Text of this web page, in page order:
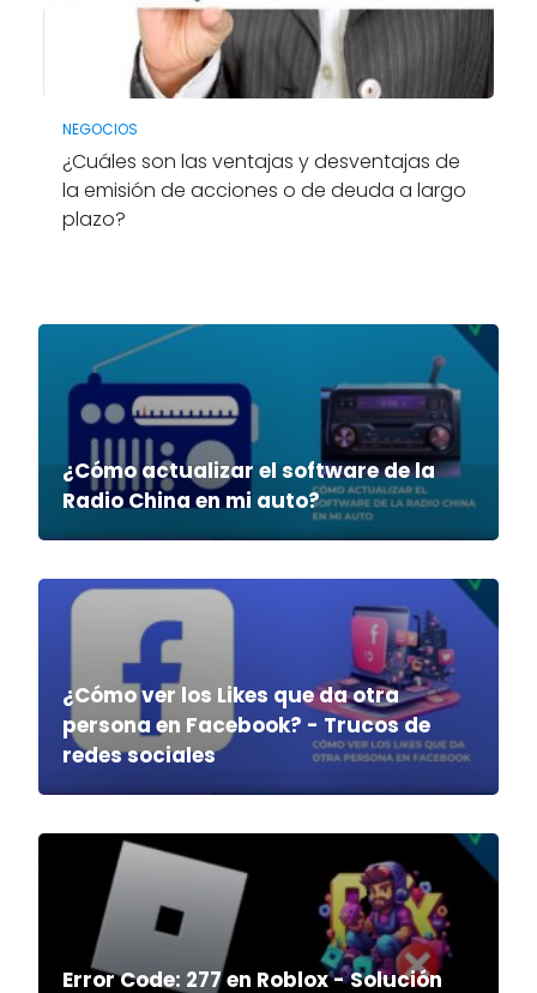
NEGOCIOS
¿Cuáles son las ventajas y desventajas de
la emisión de acciones o de deuda a largo
plazo?
¿Cómo actualizar el software de la
Radio China en mi auto?
¿Cómo ver los Likes que da otra
persona en Facebook? - Trucos de
redes sociales
Error Code: 277 en Roblox - Solución